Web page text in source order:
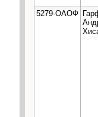
5279-ОАОФ